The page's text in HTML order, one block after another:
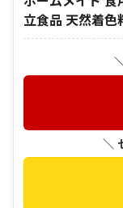
立食品 天然着色
＼